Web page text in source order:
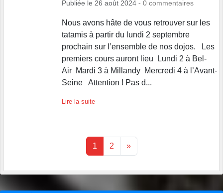
Publiée le 26 août 2024 - 0 commentaires
Nous avons hâte de vous retrouver sur les
tatamis à partir du lundi 2 septembre
prochain sur l’ensemble de nos dojos. Les
premiers cours auront lieu Lundi 2 à Bel-
Air Mardi 3 à Millandy Mercredi 4 à l’Avant-
Seine Attention ! Pas d...
Lire la suite
1 2 »